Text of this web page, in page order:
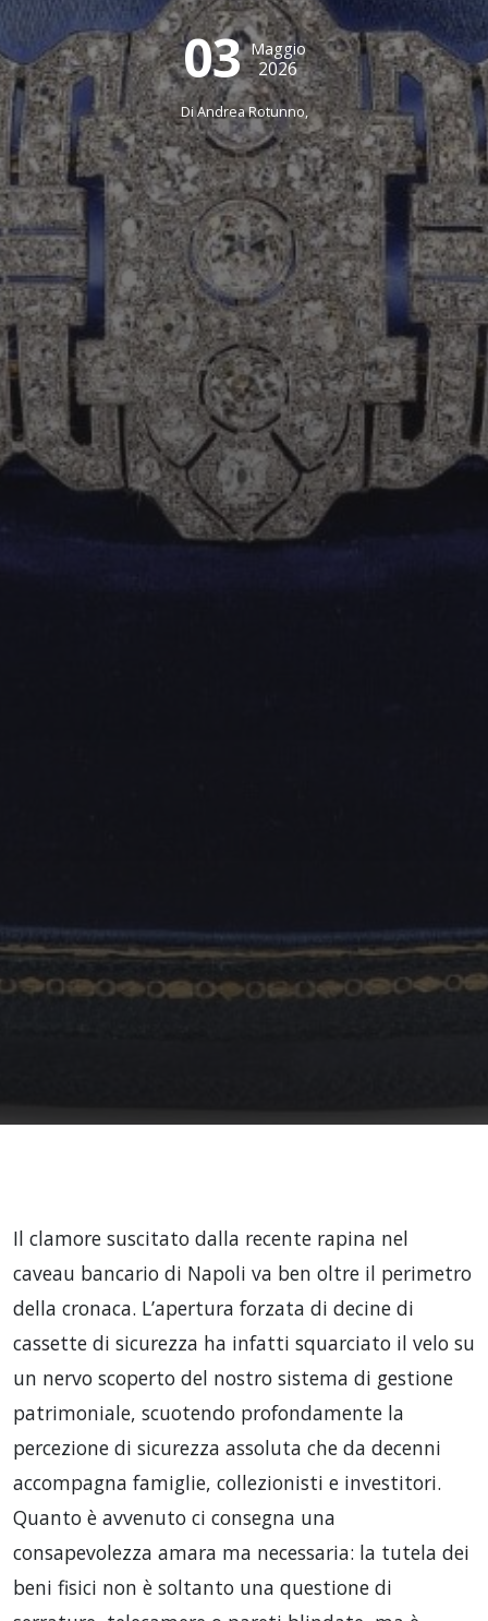
03 Maggio
2026
Di Andrea Rotunno,
Il clamore suscitato dalla recente rapina nel
caveau bancario di Napoli va ben oltre il perimetro
della cronaca. L’apertura forzata di decine di
cassette di sicurezza ha infatti squarciato il velo su
un nervo scoperto del nostro sistema di gestione
patrimoniale, scuotendo profondamente la
percezione di sicurezza assoluta che da decenni
accompagna famiglie, collezionisti e investitori.
Quanto è avvenuto ci consegna una
consapevolezza amara ma necessaria: la tutela dei
beni fisici non è soltanto una questione di